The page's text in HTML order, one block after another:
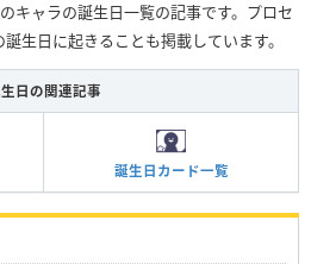
キャラの誕生日一覧の記事です。プロセ
生日に起きることも掲載しています。
日の関連記事
誕生日カード一覧